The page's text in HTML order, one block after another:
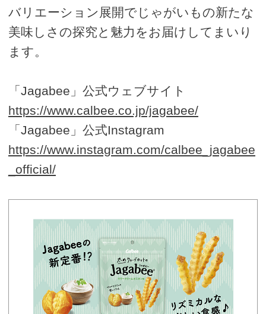
バリエーション展開でじゃがいもの新たな
美味しさの探究と魅力をお届けしてまいり
ます。
「Jagabee」公式ウェブサイト
https://www.calbee.co.jp/jagabee/
「Jagabee」公式Instagram
https://www.instagram.com/calbee_jagabee
_official/